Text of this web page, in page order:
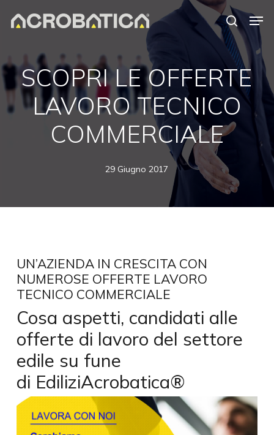
content
search
SCOPRI LE OFFERTE
LAVORO TECNICO
COMMERCIALE
29 Giugno 2017
UN’AZIENDA IN CRESCITA CON
NUMEROSE OFFERTE LAVORO
TECNICO COMMERCIALE
Cosa aspetti, candidati alle
offerte di lavoro del settore
edile su fune
di EdiliziAcrobatica®
Close
Menu